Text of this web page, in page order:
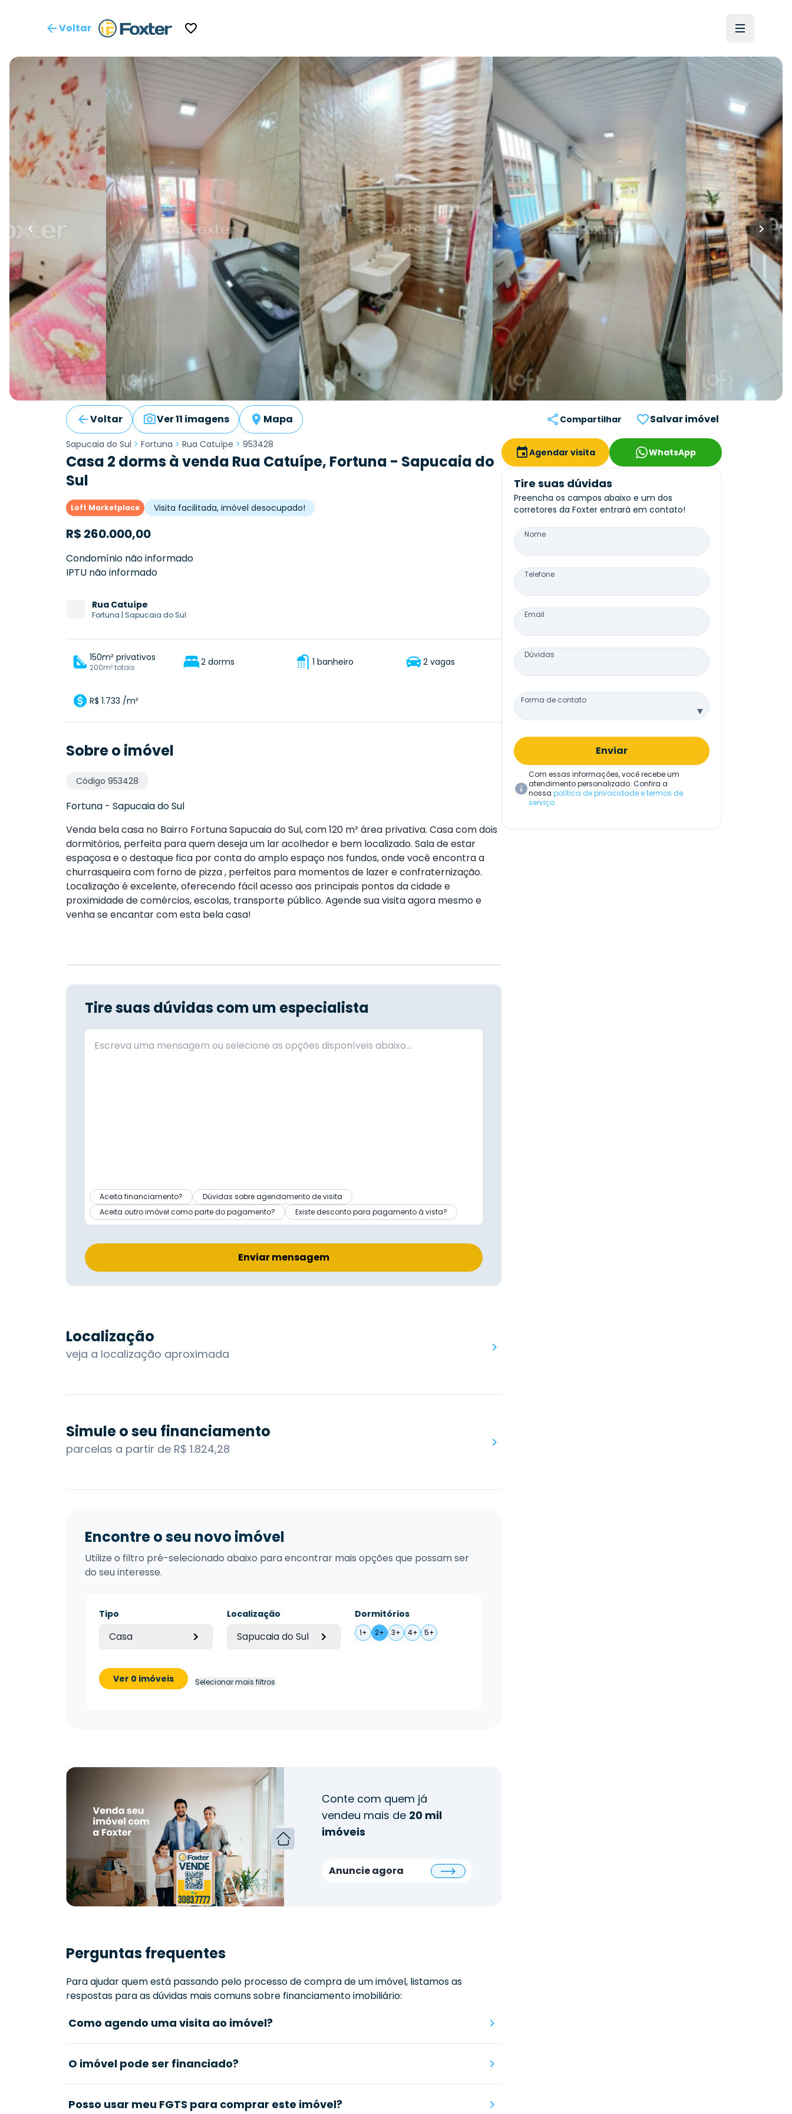
Voltar
Voltar Ver 11 imagens Mapa Compartilhar Salvar imóvel
Sapucaia do Sul > Fortuna > Rua Catuípe > 953428
Casa 2 dorms à venda Rua Catuípe, Fortuna - Sapucaia do
Sul
Loft Marketplace Visita facilitada, imóvel desocupado!
R$ 260.000,00
Condomínio não informado
IPTU não informado
Rua Catuípe
Fortuna | Sapucaia do Sul
150m² privativos
200m² totais 2 dorms 1 banheiro 2 vagas
R$ 1.733 /m²
Sobre o imóvel
Código 953428
Fortuna - Sapucaia do Sul
Venda bela casa no Bairro Fortuna Sapucaia do Sul, com 120 m² área privativa. Casa com dois
dormitórios, perfeita para quem deseja um lar acolhedor e bem localizado. Sala de estar
espaçosa e o destaque fica por conta do amplo espaço nos fundos, onde você encontra a
churrasqueira com forno de pizza , perfeitos para momentos de lazer e confraternização.
Localização é excelente, oferecendo fácil acesso aos principais pontos da cidade e
proximidade de comércios, escolas, transporte público. Agende sua visita agora mesmo e
venha se encantar com esta bela casa!
Tire suas dúvidas com um especialista
Aceita financiamento?
Dúvidas sobre agendamento de visita
Aceita outro imóvel como parte do pagamento?
Existe desconto para pagamento à vista?
Enviar mensagem
Localização
veja a localização aproximada
Simule o seu financiamento
parcelas a partir de R$ 1.824,28
Encontre o seu novo imóvel
Utilize o filtro pré-selecionado abaixo para encontrar mais opções que possam ser
do seu interesse.
Tipo
Casa
Localização
Sapucaia do Sul
Dormitórios
1+ 2+ 3+ 4+ 5+
Ver 0 imóveis Selecionar mais filtros
Conte com quem já
vendeu mais de 20 mil
imóveis
Anuncie agora
Perguntas frequentes
Para ajudar quem está passando pelo processo de compra de um imóvel, listamos as
respostas para as dúvidas mais comuns sobre financiamento imobiliário:
Como agendo uma visita ao imóvel?
O imóvel pode ser financiado?
Posso usar meu FGTS para comprar este imóvel?
Agendar visita WhatsApp
Tire suas dúvidas
Preencha os campos abaixo e um dos
corretores da Foxter entrará em contato!
Nome
Telefone
Email
Dúvidas
Forma de contato
▼
Enviar
Com essas informações, você recebe um
atendimento personalizado. Confira a
nossa política de privacidade e termos de
serviço